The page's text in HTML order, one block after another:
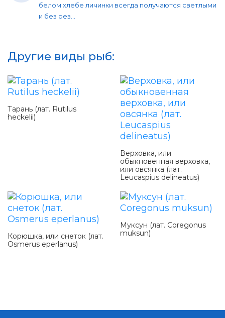
белом хлебе личинки всегда получаются светлыми
и без рез...
Другие виды рыб:
Тарань (лат. Rutilus
heckelii)
Верховка, или
обыкновенная верховка,
или овсянка (лат.
Leucaspius delineatus)
Корюшка, или снеток (лат.
Osmerus eperlanus)
Муксун (лат. Coregonus
muksun)